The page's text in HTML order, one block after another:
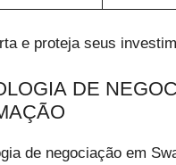
e proteja seus
DE
de negociação em